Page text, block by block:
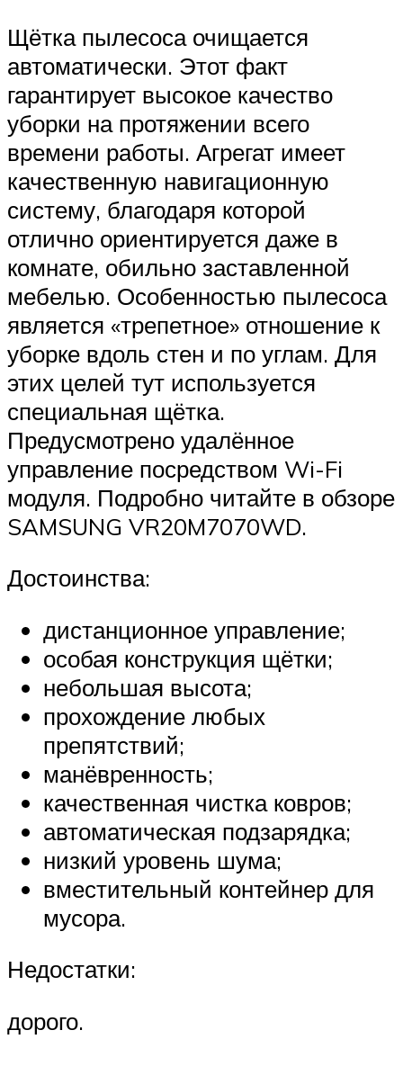
Щётка пылесоса очищается
автоматически. Этот факт
гарантирует высокое качество
уборки на протяжении всего
времени работы. Агрегат имеет
качественную навигационную
систему, благодаря которой
отлично ориентируется даже в
комнате, обильно заставленной
мебелью. Особенностью пылесоса
является «трепетное» отношение к
уборке вдоль стен и по углам. Для
этих целей тут используется
специальная щётка.
Предусмотрено удалённое
управление посредством Wi-Fi
модуля. Подробно читайте в обзоре
SAMSUNG VR20M7070WD.
Достоинства:
дистанционное управление;
особая конструкция щётки;
небольшая высота;
прохождение любых
препятствий;
манёвренность;
качественная чистка ковров;
автоматическая подзарядка;
низкий уровень шума;
вместительный контейнер для
мусора.
Недостатки:
дорого.